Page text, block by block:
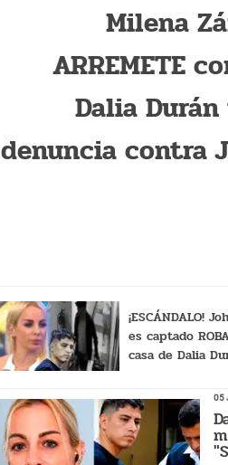
Milena
ARREMETE
Dalia
denuncia contra
¡ESCÁNDALO!
es captado
casa de Dalia
05